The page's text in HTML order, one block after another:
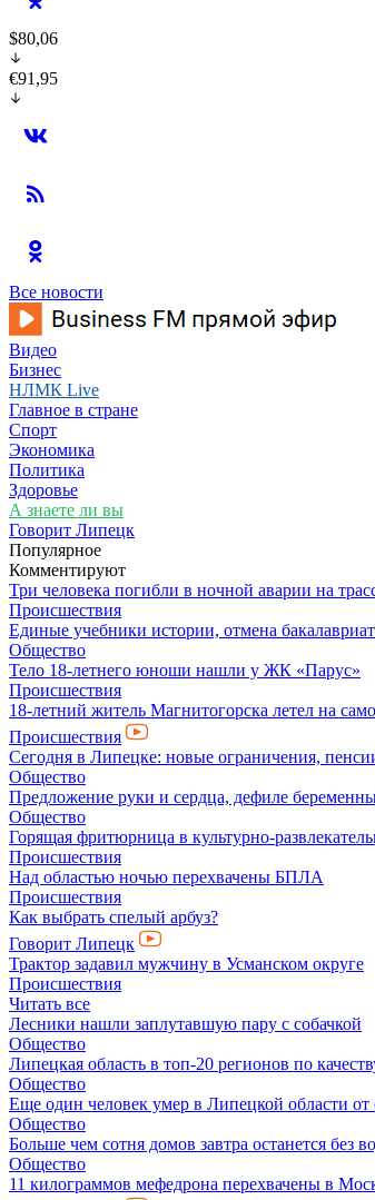
$80,06
€91,95
Все новости
Видео
Бизнес
НЛМК Live
Главное в стране
Спорт
Экономика
Политика
Здоровье
А знаете ли вы
Говорит Липецк
Популярное
Комментируют
Три человека погибли в ночной аварии на
Происшествия
Единые учебники истории, отмена
Общество
Тело 18-летнего юноши нашли у ЖК «Парус»
Происшествия
18-летний житель Магнитогорска летел на
Происшествия
Сегодня в Липецке: новые ограничения,
Общество
Предложение руки и сердца, дефиле
Общество
Горящая фритюрница в культурно-
Происшествия
Над областью ночью перехвачены БПЛА
Происшествия
Как выбрать спелый арбуз?
Говорит Липецк
Трактор задавил мужчину в Усманском округе
Происшествия
Читать все
Лесники нашли заплутавшую пару с собачкой
Общество
Липецкая область в топ-20 регионов по
Общество
Еще один человек умер в Липецкой области от
Общество
Больше чем сотня домов завтра останется
Общество
11 килограммов мефедрона перехвачены в